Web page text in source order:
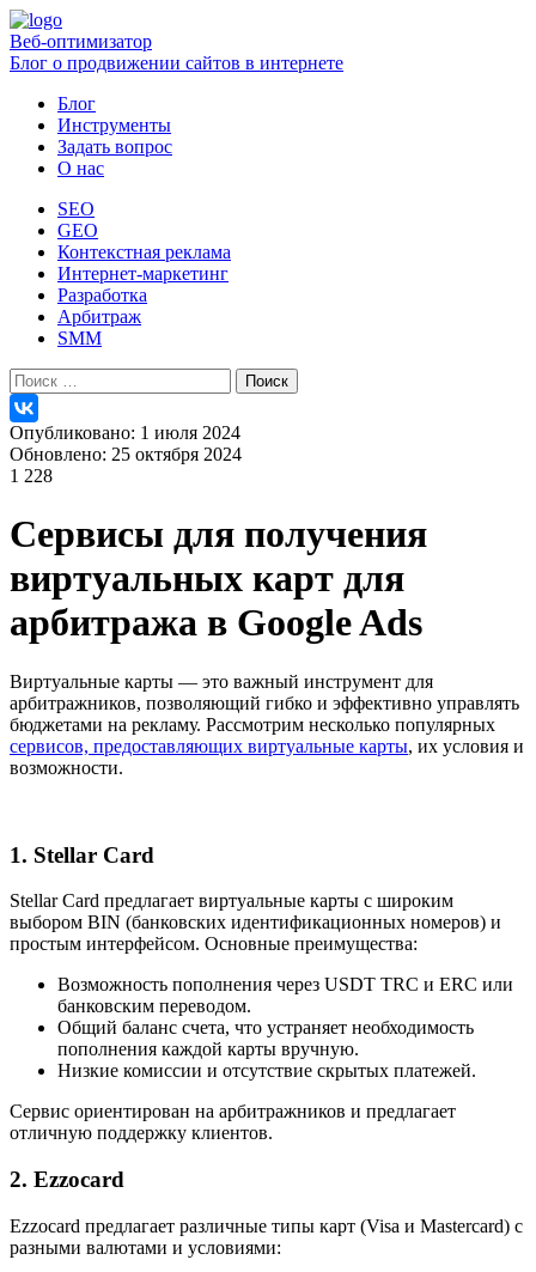
Веб-оптимизатор
Блог о продвижении сайтов в интернете
Блог
Инструменты
Задать вопрос
О нас
SEO
GEO
Контекстная реклама
Интернет-маркетинг
Разработка
Арбитраж
SMM
Найти:
Опубликовано: 1 июля 2024
Обновлено: 25 октября 2024
1 228
Сервисы для получения
виртуальных карт для
арбитража в Google Ads
Виртуальные карты — это важный инструмент для
арбитражников, позволяющий гибко и эффективно управлять
бюджетами на рекламу. Рассмотрим несколько популярных
сервисов, предоставляющих виртуальные карты, их условия и
возможности.
1. Stellar Card
Stellar Card предлагает виртуальные карты с широким
выбором BIN (банковских идентификационных номеров) и
простым интерфейсом. Основные преимущества:
Возможность пополнения через USDT TRC и ERC или
банковским переводом.
Общий баланс счета, что устраняет необходимость
пополнения каждой карты вручную.
Низкие комиссии и отсутствие скрытых платежей.
Сервис ориентирован на арбитражников и предлагает
отличную поддержку клиентов.
2. Ezzocard
Ezzocard предлагает различные типы карт (Visa и Mastercard) с
разными валютами и условиями: